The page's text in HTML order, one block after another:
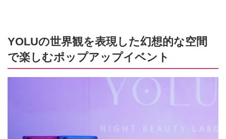
YOLUの世界観を表現した幻想的な空間
で楽しむポップアップイベント